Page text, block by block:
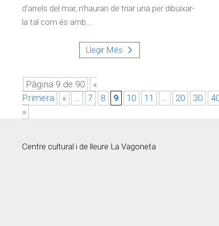
d’arrels del mar, n’hauran de triar una per dibuixar-
la tal com és amb...
Llegir Més
Pàgina 9 de 90
«
Primera
« ... 7 8 9 10 11 ... 20 30
»
Centre cultural i de lleure La Vagoneta